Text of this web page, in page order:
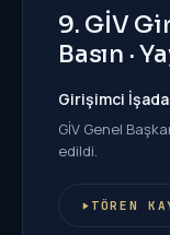
9. GİV
Basın ·
Girişimci
GİV Genel
edildi.
TÖREN